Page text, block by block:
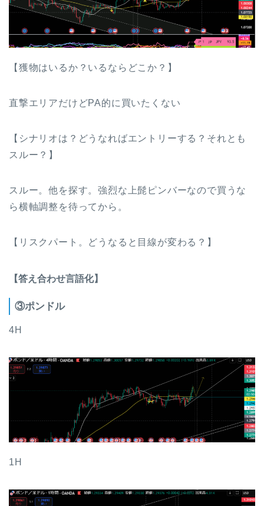
【獲物はいるか？いるならどこか？】
直撃エリアだけどPA的に買いたくない
【シナリオは？どうなればエントリーする？それとも
スルー？】
スルー。他を探す。強烈な上髭ピンバーなので買うな
ら横軸調整を待ってから。
【リスクパート。どうなると目線が変わる？】
【答え合わせ言語化】
③ポンドル
4H
1H